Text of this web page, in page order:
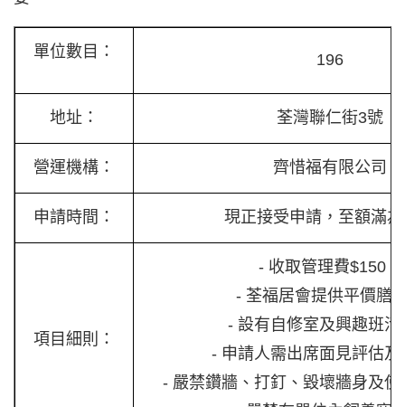
單位數目： 196
地址： 荃灣聯仁街3號
營運機構： 齊惜福有限公司
申請時間： 現正接受申請，至額滿
項目細則：
- 收取管理費$150。
- 荃福居會提供平價膳
- 設有自修室及興趣班活
- 申請人需出席面見評估及
- 嚴禁鑽牆、打釘、毀壞牆身及